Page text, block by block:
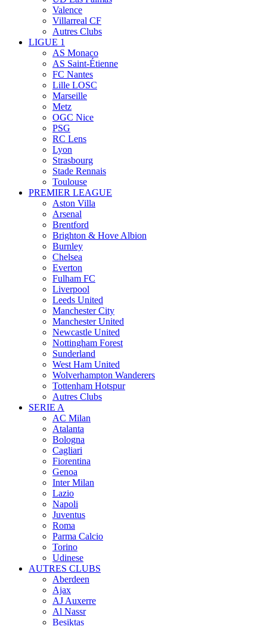
Valence
Villarreal CF
Autres Clubs
LIGUE 1
AS Monaco
AS Saint-Étienne
FC Nantes
Lille LOSC
Marseille
Metz
OGC Nice
PSG
RC Lens
Lyon
Strasbourg
Stade Rennais
Toulouse
PREMIER LEAGUE
Aston Villa
Arsenal
Brentford
Brighton & Hove Albion
Burnley
Chelsea
Everton
Fulham FC
Liverpool
Leeds United
Manchester City
Manchester United
Newcastle United
Nottingham Forest
Sunderland
West Ham United
Wolverhampton Wanderers
Tottenham Hotspur
Autres Clubs
SERIE A
AC Milan
Atalanta
Bologna
Cagliari
Fiorentina
Genoa
Inter Milan
Lazio
Napoli
Juventus
Roma
Parma Calcio
Torino
Udinese
AUTRES CLUBS
Aberdeen
Ajax
AJ Auxerre
Al Nassr
Besiktas